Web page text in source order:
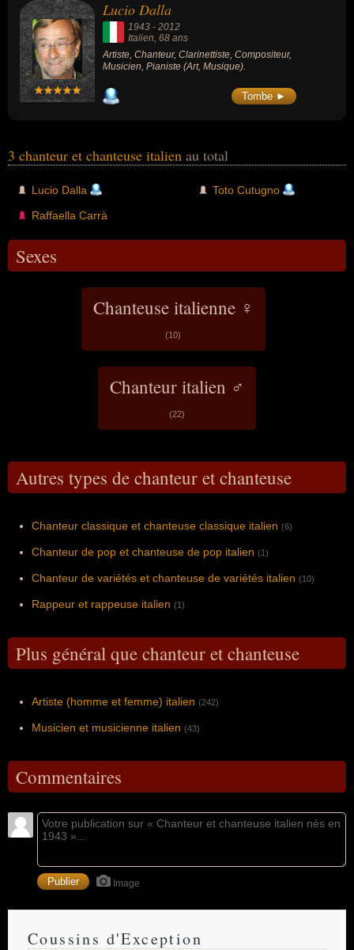
Lucio Dalla
1943 - 2012
Italien, 68 ans
Artiste, Chanteur, Clarinettiste, Compositeur,
Musicien, Pianiste (Art, Musique).
Tombe ►
3 chanteur et chanteuse italien au total
Lucio Dalla
Raffaella Carrà
Toto Cutugno
Sexes
Chanteuse italienne ♀
(10)
Chanteur italien ♂
(22)
Autres types de chanteur et chanteuse
Chanteur classique et chanteuse classique italien (6)
Chanteur de pop et chanteuse de pop italien (1)
Chanteur de variétés et chanteuse de variétés italien (10)
Rappeur et rappeuse italien (1)
Plus général que chanteur et chanteuse
Artiste (homme et femme) italien (242)
Musicien et musicienne italien (43)
Commentaires
Image
Coussins d'Exception